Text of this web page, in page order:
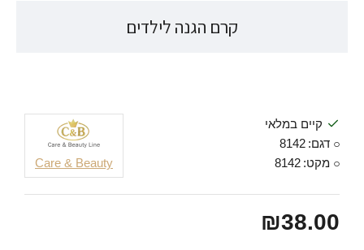
קרם הגנה לילדים
₪38.00
קיים במלאי
דגם: 8142
מקט: 8142
Care & Beauty